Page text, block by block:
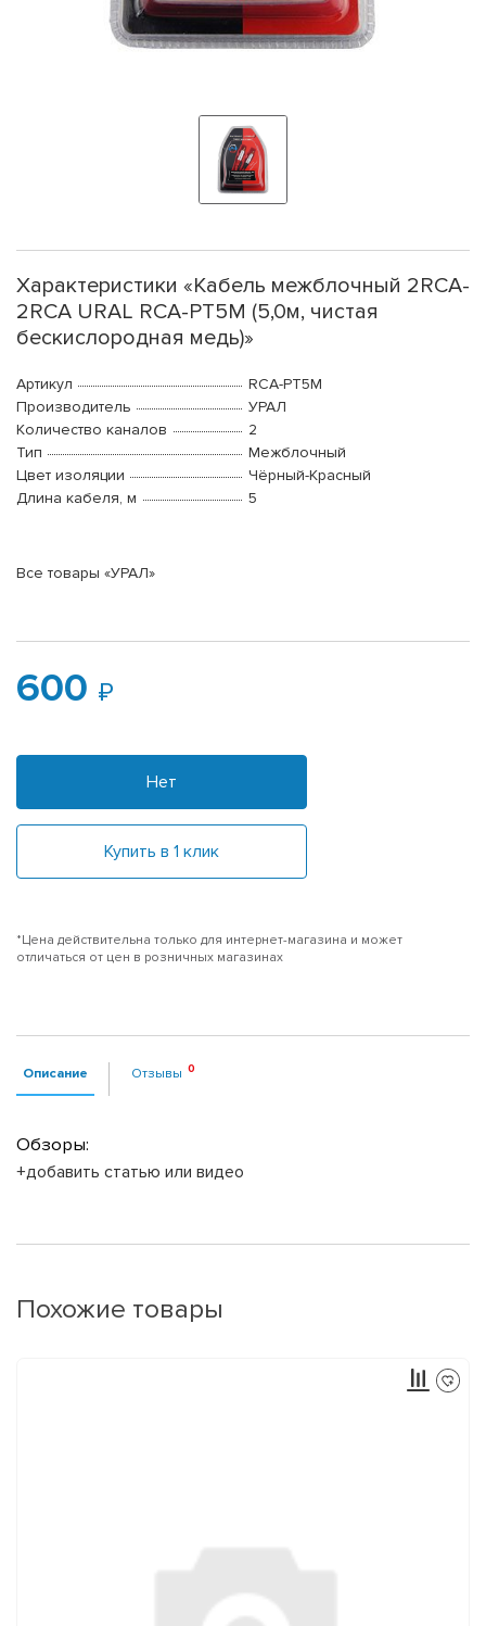
Характеристики «Кабель межблочный 2RCA-
2RCA URAL RCA-PT5M (5,0м, чистая
бескислородная медь)»
Артикул
RCA-PT5M
Производитель
УРАЛ
Количество каналов
2
Тип
Межблочный
Цвет изоляции
Чёрный-Красный
Длина кабеля, м
5
Все товары «УРАЛ»
600
Нет
Купить в 1 клик
*Цена действительна только для интернет-магазина и может
отличаться от цен в розничных магазинах
Описание Отзывы
Обзоры:
+добавить статью или видео
Похожие товары